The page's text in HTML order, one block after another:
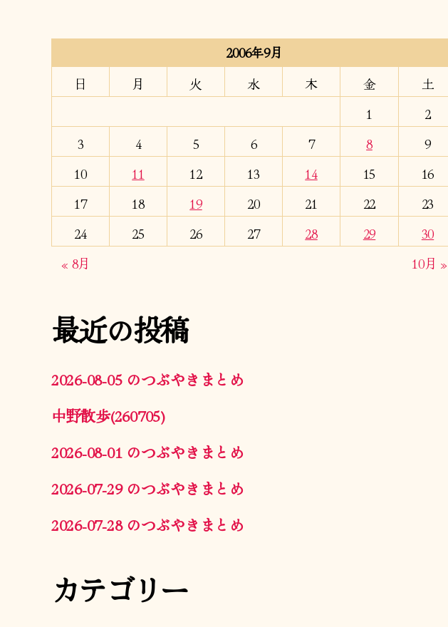
2006年9月
日
月 火 水 木 金
土
1
2
3
4 5 6 7 8
9
10
11 12 13 14 15
16
17
18 19 20 21 22
23
24
25 26 27 28 29
30
« 8月
10月 »
最近の投稿
2026-08-05 のつぶやきまとめ
中野散歩(260705)
2026-08-01 のつぶやきまとめ
2026-07-29 のつぶやきまとめ
2026-07-28 のつぶやきまとめ
カテゴリー